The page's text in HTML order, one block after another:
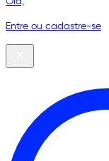
Entre ou cadastre-se